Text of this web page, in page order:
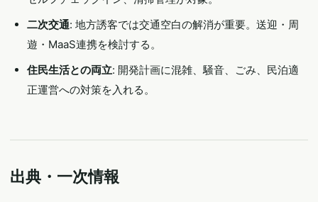
二次交通: 地方誘客では交通空白の解消が重要。送迎・周
遊・MaaS連携を検討する。
住民生活との両立: 開発計画に混雑、騒音、ごみ、民泊適
正運営への対策を入れる。
出典・一次情報